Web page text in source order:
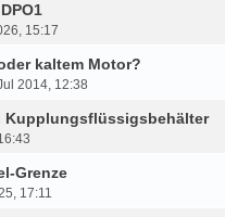
15:17
kaltem Motor?
2014, 12:38
Kupplungsflüssigsbehälter
Grenze
17:11